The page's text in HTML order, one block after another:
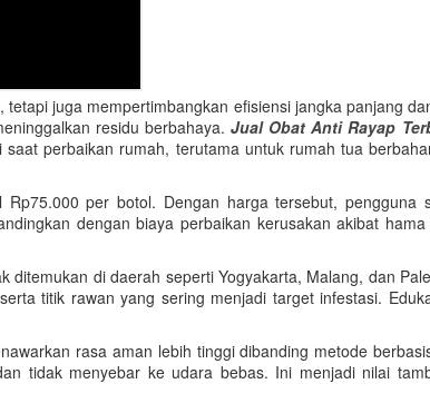
juga mempertimbangkan efisiensi jangka panjang
residu berbahaya. Jual Obat Anti Rayap
perbaikan rumah, terutama untuk rumah tua
per botol. Dengan harga tersebut, pengguna
dengan biaya perbaikan kerusakan akibat
di daerah seperti Yogyakarta, Malang, dan
titik rawan yang sering menjadi target infestasi.
rasa aman lebih tinggi dibanding metode
tidak menyebar ke udara bebas. Ini menjadi nilai